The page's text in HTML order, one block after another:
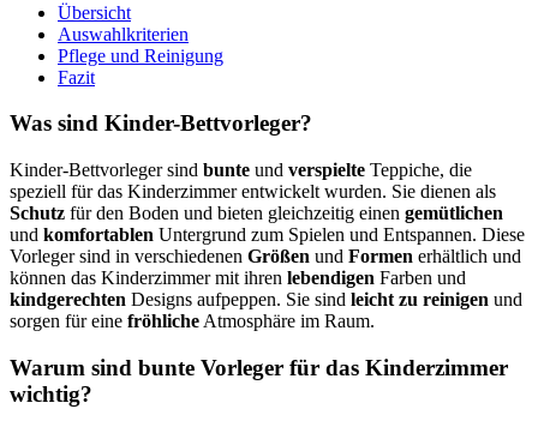
Übersicht
Auswahlkriterien
Pflege und Reinigung
Fazit
Was sind Kinder-Bettvorleger?
Kinder-Bettvorleger sind bunte und verspielte Teppiche, die
speziell für das Kinderzimmer entwickelt wurden. Sie dienen als
Schutz für den Boden und bieten gleichzeitig einen gemütlichen
und komfortablen Untergrund zum Spielen und Entspannen. Diese
Vorleger sind in verschiedenen Größen und Formen erhältlich und
können das Kinderzimmer mit ihren lebendigen Farben und
kindgerechten Designs aufpeppen. Sie sind leicht zu reinigen und
sorgen für eine fröhliche Atmosphäre im Raum.
Warum sind bunte Vorleger für das Kinderzimmer
wichtig?